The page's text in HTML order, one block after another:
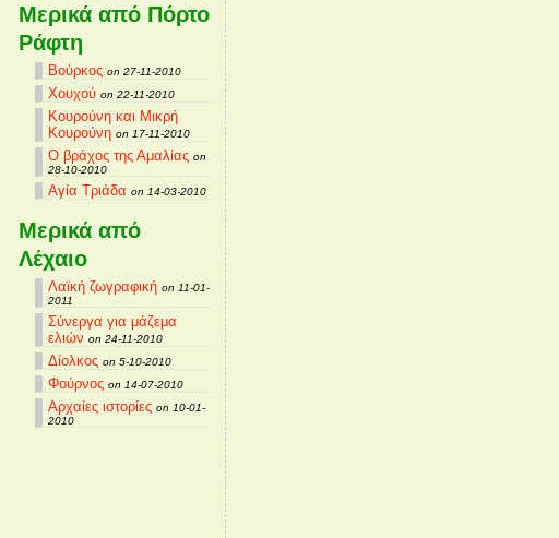
Μερικά από Πόρτο
Ράφτη
Βούρκος on 27-11-2010
Χουχού on 22-11-2010
Κουρούνη και Μικρή
Κουρούνη on 17-11-2010
Ο βράχος της Αμαλίας on
28-10-2010
Αγία Τριάδα on 14-03-2010
Μερικά από
Λέχαιο
Λαϊκή ζωγραφική on 11-01-
2011
Σύνεργα για μάζεμα
ελιών on 24-11-2010
Δίολκος on 5-10-2010
Φούρνος on 14-07-2010
Αρχαίες ιστορίες on 10-01-
2010